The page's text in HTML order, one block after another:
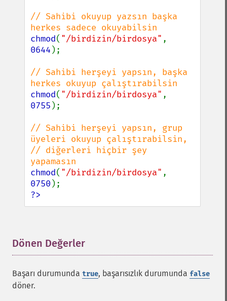
// Sahibi okuyup yazsın başka
chmod( "/birdizin/birdosya"
0644 );
// Sahibi herşeyi yapsın, başka
chmod( "/birdizin/birdosya"
0755 );
// Sahibi herşeyi yapsın, grup
üyeleri okuyup çalıştırabilsin,
// diğerleri hiçbir şey
chmod( "/birdizin/birdosya"
0750
?>
Dönen Değerler
Başarı durumunda true, başarısızlık durumunda false
döner.